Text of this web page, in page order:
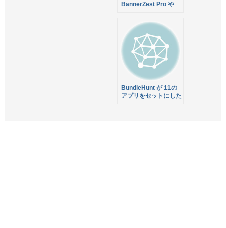
BannerZest Pro や
$1,109のアプリバン
ドルが95%オフの
$49.99で販売中！
BundleHunt が 11の
アプリをセットにした